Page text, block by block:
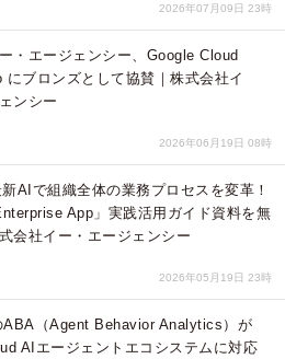
2026年07月09日 23時
・エージェンシー、Google Cloud
にブロンズとして協賛｜株式会社イ
ンシー
2026年06月19日 08時
AIで組織全体の業務プロセスを変革！
App」実践活用ガイド資料を無
会社イー・エージェンシー
2026年05月19日 23時
ABA（Agent Behavior Analytics）が
AIエージェントエコシステムに対応